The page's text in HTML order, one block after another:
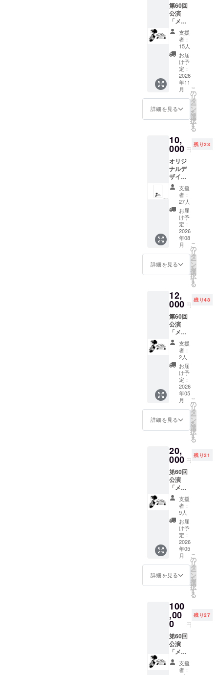
第60回
公演
「メ
リー・
ウィド
ウ」限
定動画
の視聴
URL送
付 ※6月
6日もし
くは7日
の公演
よりど
ちらか
ご希望
が視聴
できる
限定
URLを
メール
にてお
届けし
ます。
※視聴ご
希望の
公演日
を備考
欄に記
入お願
いしま
す。
支援
者：
15人
お届
け予
定：
2026
年11
月
詳細を見る
こ
の
リ
タ
ー
ン
を
選
択
す
る
10,
000 円
残り23
オリジ
ナルデ
ザイン
クリア
ファイ
ル＆
トート
バック
のご提
支援
者：
27人
お届
け予
定：
2026
年08
月
詳細を見る
こ
の
リ
タ
ー
ン
を
選
択
す
る
12,
000 円
残り48
第60回
公演
「メ
リー・
ウィド
ウ」ご
招待券
一枚 ※
備考欄
に6月6
日、7日
公演の
うちご
希望の
公演日
を記入
ださ
い。 ※
チケッ
トは5月
末まで
に発送
いたし
ます。
支援
者：
2人
お届
け予
定：
2026
年05
月
詳細を見る
こ
の
リ
タ
ー
ン
を
選
択
す
る
20,
000 円
残り21
第60回
公演
「メ
リー・
ウィド
ウ」ペ
アご招
待券 ※
備考欄
に6月6
日、7日
公演の
うちご
希望の
公演日
を記入
ださ
い。 ※
チケッ
トは5月
末まで
に発送
いたし
ます。
支援
者：
9人
お届
け予
定：
2026
年05
月
詳細を見る
こ
の
リ
タ
ー
ン
を
選
択
す
る
100
,00
0 円
残り27
第60回
公演
「メ
リー・
ウィド
支援
者：